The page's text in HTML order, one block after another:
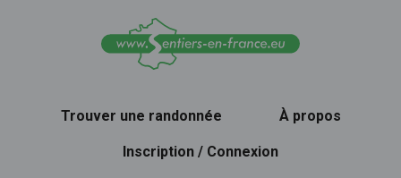
Trouver une randonnée À propos
Inscription / Connexion